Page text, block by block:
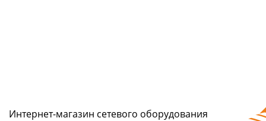
Интернет-магазин сетeвого оборудования